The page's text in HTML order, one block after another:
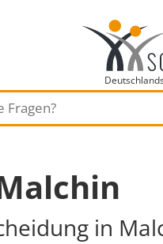
in